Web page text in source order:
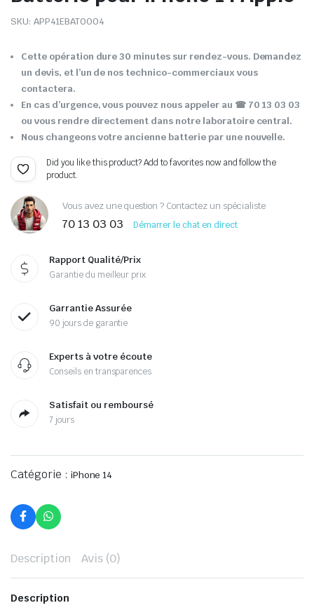
SKU: APP41EBAT0004
Cette opération dure 30 minutes sur rendez-vous. Demandez
un devis, et l’un de nos technico-commerciaux vous
contactera.
En cas d’urgence, vous pouvez nous appeler au ☎ 70 13 03 03
ou vous rendre directement dans notre laboratoire central.
Nous changeons votre ancienne batterie par une nouvelle.
Did you like this product? Add to favorites now and follow the
product.
Vous avez une question ? Contactez un spécialiste
70 13 03 03 Démarrer le chat en direct
Rapport Qualité/Prix
Garantie du meilleur prix
Garrantie Assurée
90 jours de garantie
Experts à votre écoute
Conseils en transparences
Satisfait ou remboursé
7 jours
Catégorie : iPhone 14
Description Avis (0)
Description